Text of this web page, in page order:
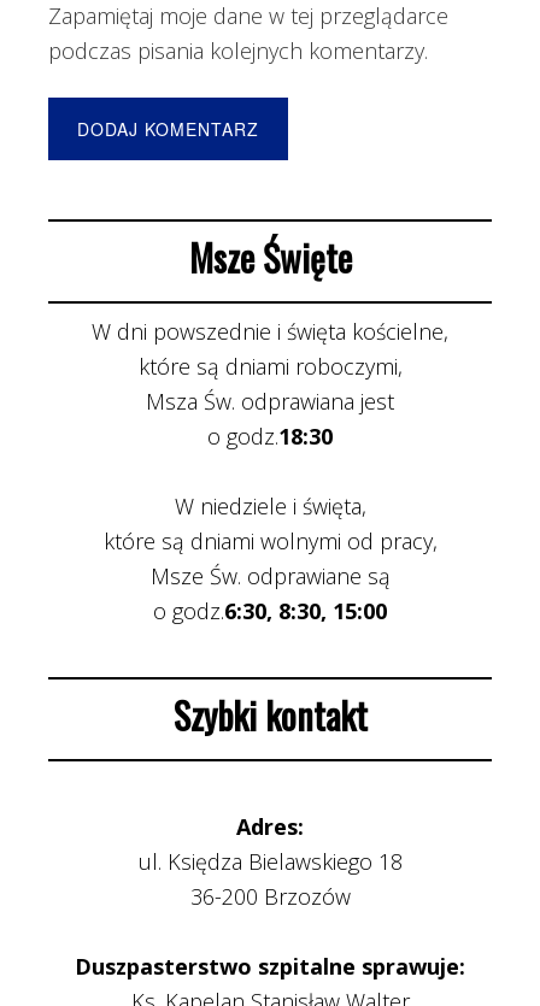
Zapamiętaj moje dane w tej przeglądarce
podczas pisania kolejnych komentarzy.
Msze Święte
W dni powszednie i święta kościelne,
które są dniami roboczymi,
Msza Św. odprawiana jest
o godz.18:30
W niedziele i święta,
które są dniami wolnymi od pracy,
Msze Św. odprawiane są
o godz.6:30, 8:30, 15:00
Szybki kontakt
Adres:
ul. Księdza Bielawskiego 18
36-200 Brzozów
Duszpasterstwo szpitalne sprawuje: